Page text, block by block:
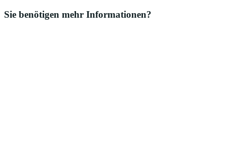
Sie benötigen mehr Informationen?